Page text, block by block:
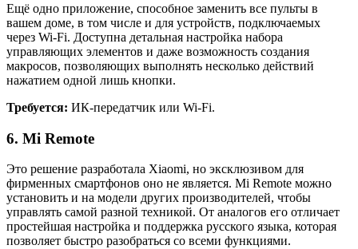
Ещё одно приложение, способное заменить все пульты в
вашем доме, в том числе и для устройств, подключаемых
через Wi-Fi. Доступна детальная настройка набора
управляющих элементов и даже возможность создания
макросов, позволяющих выполнять несколько действий
нажатием одной лишь кнопки.
Требуется: ИК-передатчик или Wi-Fi.
6. Mi Remote
Это решение разработала Xiaomi, но эксклюзивом для
фирменных смартфонов оно не является. Mi Remote можно
установить и на модели других производителей, чтобы
управлять самой разной техникой. От аналогов его отличает
простейшая настройка и поддержка русского языка, которая
позволяет быстро разобраться со всеми функциями.